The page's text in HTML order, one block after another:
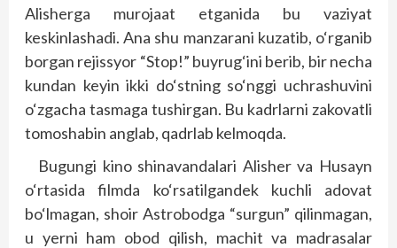
Alisherga murojaat etganida bu vaziyat
keskinlashadi. Ana shu manzarani kuzatib, o‘rganib
borgan rejissyor “Stop!” buyrug‘ini berib, bir necha
kundan keyin ikki do‘stning so‘nggi uchrashuvini
o‘zgacha tasmaga tushirgan. Bu kadrlarni zakovatli
tomoshabin anglab, qadrlab kelmoqda.
Bugungi kino shinavandalari Alisher va Husayn
o‘rtasida filmda ko‘rsatilgandek kuchli adovat
bo‘lmagan, shoir Astrobodga “surgun” qilinmagan,
u yerni ham obod qilish, machit va madrasalar